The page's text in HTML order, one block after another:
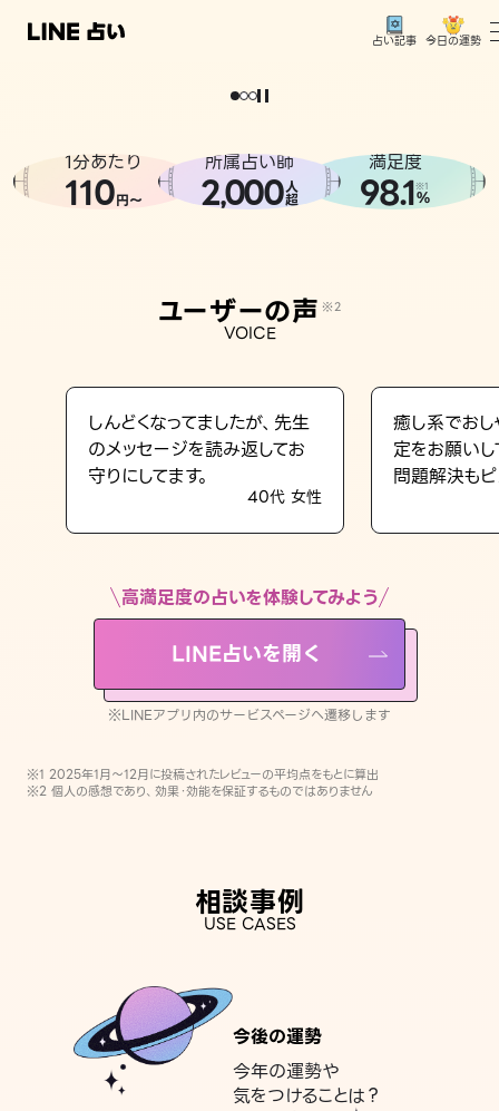
占い記事 今日の運勢
相談事例
LINE占いを開く
※LINEアプリ内のサービスページへ遷移します
どうせなら
。
1分あたり
110円〜
所属占い師
2,000人
超
満足度
98.1※1
%
ユーザーの声 ※2
VOICE
しんどくなってましたが、先生
のメッセージを読み返してお
守りにしてます。
40代 女性
癒し系でおし
定をお願い
問題解決もピ
高満足度の占いを体験してみよう
LINE占いを開く
※LINEアプリ内のサービスページへ遷移します
※1 2025年1月〜12月に投稿されたレビューの平均点をもとに算出
※2 個人の感想であり、効果・効能を保証するものではありません
相談事例
USE CASES
今後の運勢
今年の運勢や
気をつけることは？